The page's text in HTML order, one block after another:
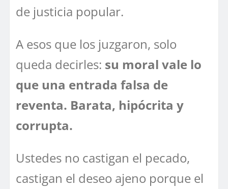
de justicia popular.
A esos que los juzgaron, solo
queda decirles: su moral vale lo
que una entrada falsa de
reventa. Barata, hipócrita y
corrupta.
Ustedes no castigan el pecado,
castigan el deseo ajeno porque el